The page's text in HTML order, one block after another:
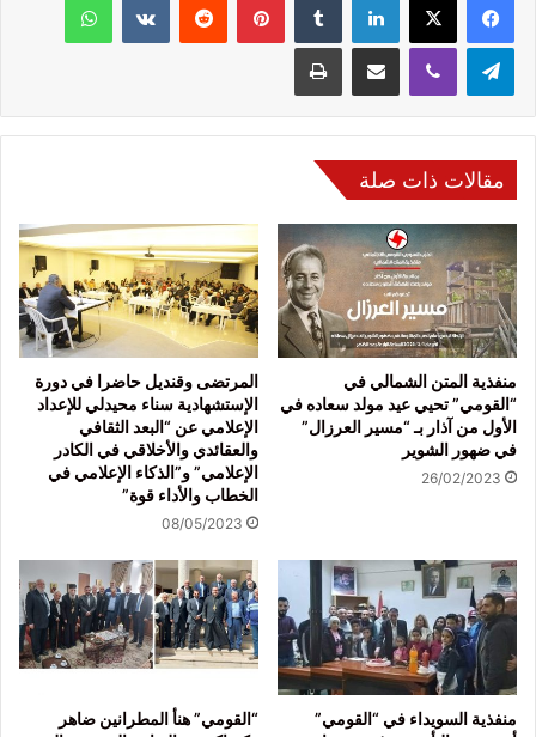
مقالات ذات صلة
منفذية المتن الشمالي في
“القومي” تحيي عيد مولد سعاده في
الأول من آذار بـ “مسير العرزال”
في ضهور الشوير
26/02/2023
المرتضى وقنديل حاضرا في دورة
الإستشهادية سناء محيدلي للإعداد
الإعلامي عن “البعد الثقافي
والعقائدي والأخلاقي في الكادر
الإعلامي” و”الذكاء الإعلامي في
الخطاب والأداء قوة”
08/05/2023
منفذية السويداء في “القومي”
“القومي” هنأ المطرانين ضاهر